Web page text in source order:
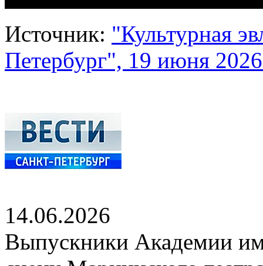
Источник: "Культурная
Петербург", 19 июня 2026
14.06.2026
Выпускники Академии